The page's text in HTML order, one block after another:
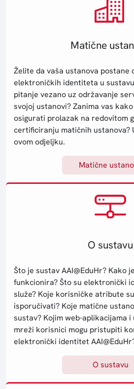
Matične
Želite da vaša ustanova postane
elektroničkih identiteta u sustavu
pitanje vezano uz održavanje
svojoj ustanovi? Zanima vas
osigurati prolazak na redovitom
certificiranju matičnih ustanova?
ovom odjeljku.
Matične
O sustavu
Što je sustav AAI@EduHr? Kako
funkcionira? Što su elektronički
služe? Koje korisničke atribute
isporučivati? Koje matične
sustav? Kojim web-aplikacijama
mreži korisnici mogu pristupiti
elektronički identitet
O sustavu